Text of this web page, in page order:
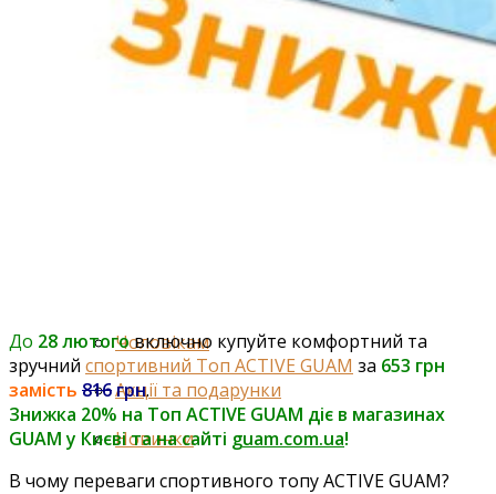
Волосся
Маски для волосся
Шампуні
Спеціальні засоби для волосся
Чоловікам
Акції та подарунки
Новинки
До 28 лютоговключно купуйте комфортний та
зручний спортивний Топ ACTIVE GUAM за 653 грн
замість 816грн.
Знижка 20% на Топ ACTIVE GUAM діє в магазинах
GUAM у Києві та на сайті guam.com.ua!
В чому переваги спортивного топу ACTIVE GUAM?